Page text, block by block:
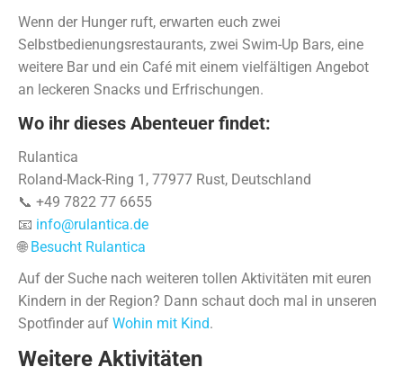
Wenn der Hunger ruft, erwarten euch zwei
Selbstbedienungsrestaurants, zwei Swim-Up Bars, eine
weitere Bar und ein Café mit einem vielfältigen Angebot
an leckeren Snacks und Erfrischungen.
Wo ihr dieses Abenteuer findet:
Rulantica
Roland-Mack-Ring 1, 77977 Rust, Deutschland
📞 +49 7822 77 6655
📧 info@rulantica.de
🌐 Besucht Rulantica
Auf der Suche nach weiteren tollen Aktivitäten mit euren
Kindern in der Region? Dann schaut doch mal in unseren
Spotfinder auf Wohin mit Kind.
Weitere Aktivitäten